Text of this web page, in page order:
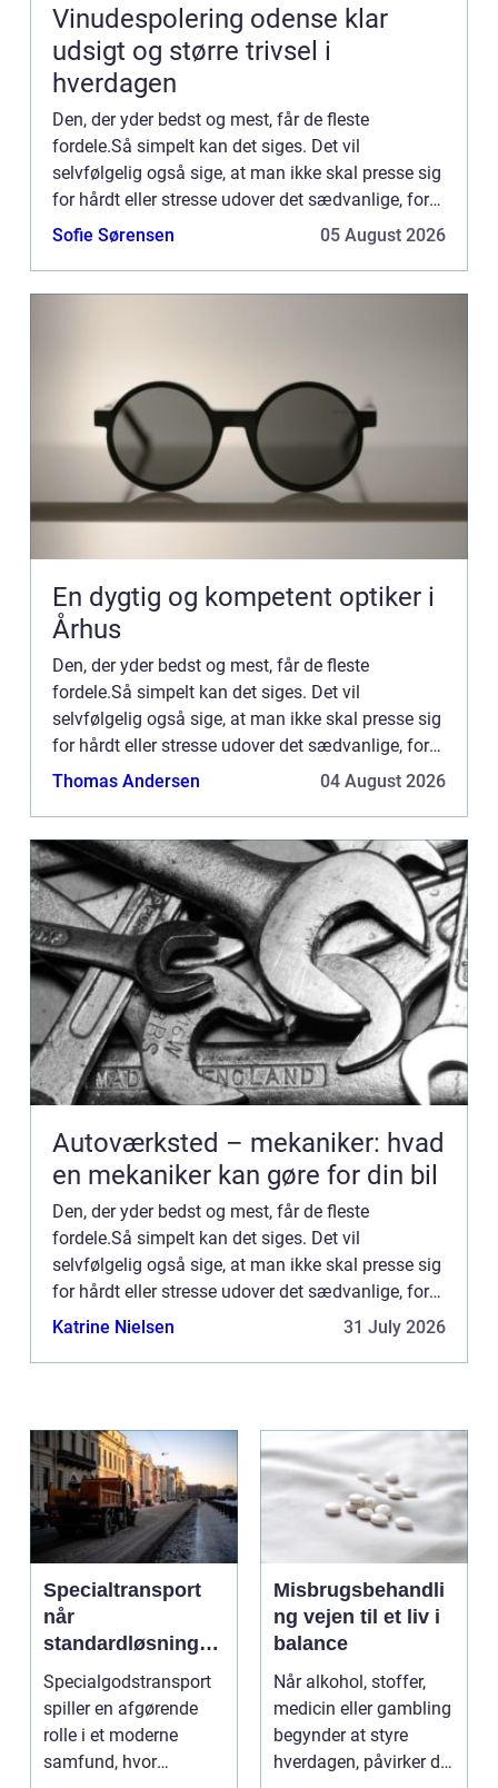
Vinudespolering odense klar
udsigt og større trivsel i
hverdagen
Den, der yder bedst og mest, får de fleste
fordele.Så simpelt kan det siges. Det vil
selvfølgelig også sige, at man ikke skal presse sig
for hårdt eller stresse udover det sædvanlige, for
man skal stadig passe på ens helbred. Det duer jo
Sofie Sørensen 05 August 2026
En dygtig og kompetent optiker i
Århus
Den, der yder bedst og mest, får de fleste
fordele.Så simpelt kan det siges. Det vil
selvfølgelig også sige, at man ikke skal presse sig
for hårdt eller stresse udover det sædvanlige, for
man skal stadig passe på ens helbred. Det duer jo
Thomas Andersen 04 August 2026
Autoværksted – mekaniker: hvad
en mekaniker kan gøre for din bil
Den, der yder bedst og mest, får de fleste
fordele.Så simpelt kan det siges. Det vil
selvfølgelig også sige, at man ikke skal presse sig
for hårdt eller stresse udover det sædvanlige, for
man skal stadig passe på ens helbred. Det duer jo
Katrine Nielsen 31 July 2026
Specialtransport
når
standardløsninger
ikke rækker
Specialgodstransport
spiller en afgørende
rolle i et moderne
samfund, hvor
Misbrugsbehandli
ng vejen til et liv i
balance
Når alkohol, stoffer,
medicin eller gambling
begynder at styre
hverdagen, påvirker det